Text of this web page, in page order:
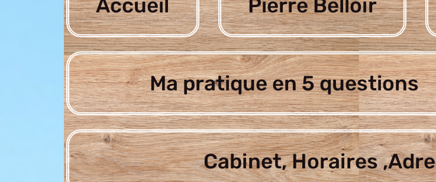
Accueil Pierre Belloir
Ma pratique en 5 questions
Cabinet, Horaires